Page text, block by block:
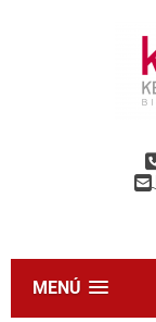
MENÚ